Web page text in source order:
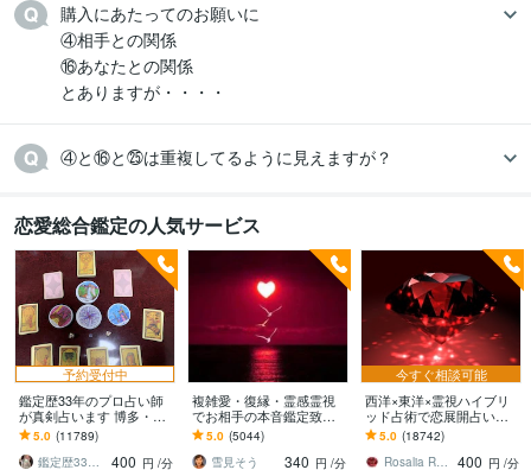
購入にあたってのお願いに
④相手との関係
⑯あなたとの関係
とありますが・・・・
④と⑯と㉕は重複してるように見えますが？
恋愛総合鑑定の人気サービス
予約受付中
鑑定歴33年のプロ占い師
が真剣占います 博多・廓
屋の純血統占い祈願師
雷鳥
5.0 (11789)
鑑定歴33年のプロ占い師 雷鳥
400 円 /分
複雑愛・復縁・霊感霊視
でお相手の本音鑑定致し
ます 降りて来た言葉をそ
のままお伝えします。
5.0 (5044)
雪見そう
340 円 /分
今すぐ相談可能
西洋×東洋×霊視ハイブリ
ッド占術で恋展開占いま
す 恋の現状・進展❤️お相
手の本心に迫ります
5.0 (18742)
Rosalia Rubino
400 円 /分